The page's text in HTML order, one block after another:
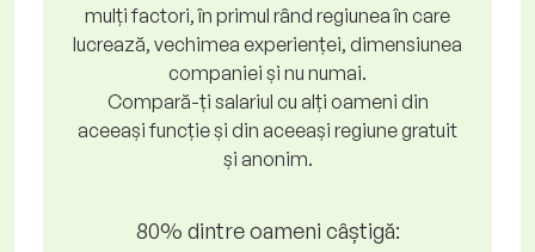
mulți factori, în primul rând regiunea în care
lucrează, vechimea experienței, dimensiunea
companiei și nu numai.
Compară-ți salariul cu alți oameni din
aceeași funcție și din aceeași regiune gratuit
și anonim.
80% dintre oameni câștigă: